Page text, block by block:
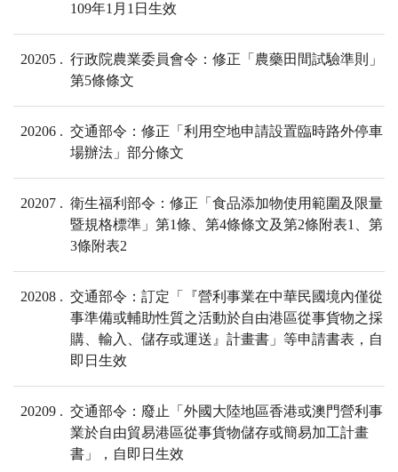
109年1月1日生效
20205
行政院農業委員會令：修正「農藥田間試驗準則」
第5條條文
20206
交通部令：修正「利用空地申請設置臨時路外停車
場辦法」部分條文
20207
衛生福利部令：修正「食品添加物使用範圍及限量
暨規格標準」第1條、第4條條文及第2條附表1、第
3條附表2
20208
交通部令：訂定「『營利事業在中華民國境內僅從
事準備或輔助性質之活動於自由港區從事貨物之採
購、輸入、儲存或運送』計畫書」等申請書表，自
即日生效
20209
交通部令：廢止「外國大陸地區香港或澳門營利事
業於自由貿易港區從事貨物儲存或簡易加工計畫
書」，自即日生效